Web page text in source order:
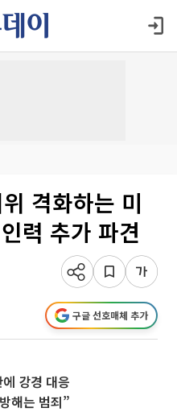
격화하는 미
력 추가 파견
구글 선호매체 추가
강경 대응
해는 범죄”